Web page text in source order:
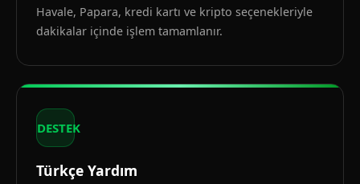
Havale, Papara, kredi kartı ve kripto seçenekleriyle
dakikalar içinde işlem tamamlanır.
DESTEK
Türkçe Yardım